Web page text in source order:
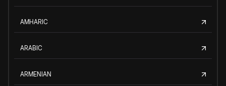
AMHARIC
ARABIC
ARMENIAN